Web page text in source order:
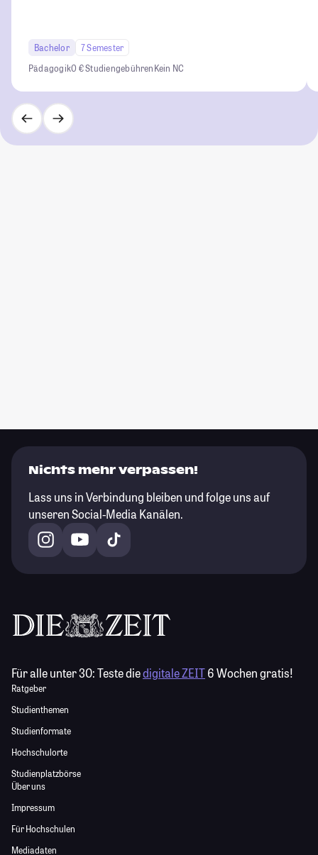
Bachelor
7 Semester
Pädagogik0 € StudiengebührenKein NC
Nichts mehr verpassen!
Lass uns in Verbindung bleiben und folge uns auf
unseren Social-Media Kanälen.
Für alle unter 30:Teste diedigitale ZEIT6 Wochen gratis!
Ratgeber
Studienthemen
Studienformate
Hochschulorte
Studienplatzbörse
Über uns
Impressum
Für Hochschulen
Mediadaten